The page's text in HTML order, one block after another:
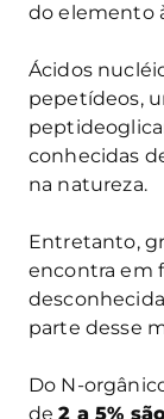
do elemento
Ácidos
pepetídeos,
conhecidas
na natureza.
Entretanto,
encontra em
parte desse
Do N-
de2 a 5%